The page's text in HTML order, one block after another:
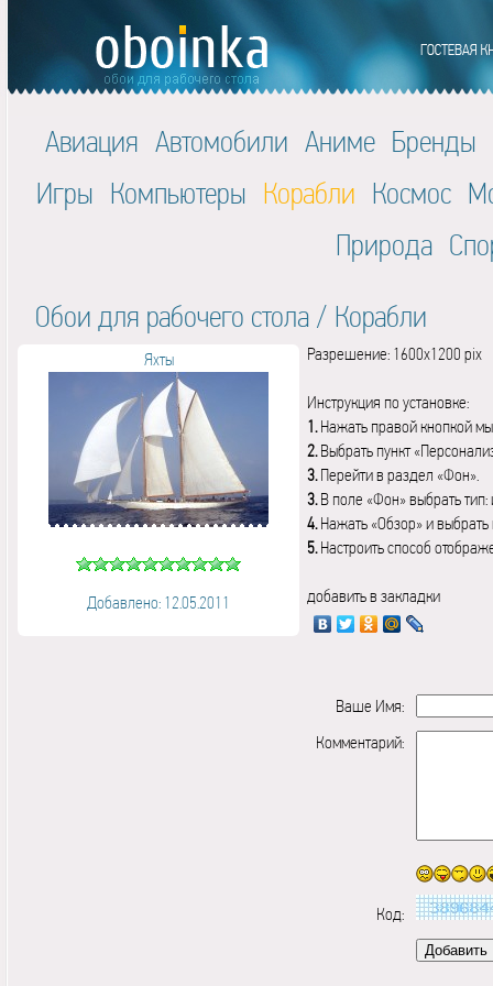
Авиация Автомобили Аниме Бренды
Игры Компьютеры Корабли Космос
Природа
Обои для рабочего стола / Корабли
Яхты
Добавлено: 12.05.2011
Разрешение: 1600x1200 pix
Инструкция по установке:
1.Нажать правой кнопкой
2.Выбрать пункт
3.Перейти в раздел «Фон».
3.В поле «Фон» выбрать
4.Нажать «Обзор» и выбрать
5.Настроить способ
добавить в закладки
Ваше Имя:
Комментарий:
Код: